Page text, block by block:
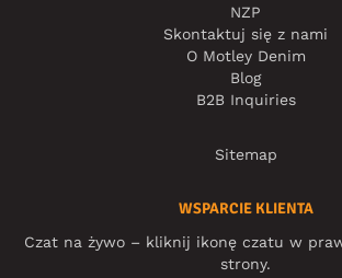
NZP
Skontaktuj się z nami
O Motley Denim
Blog
B2B Inquiries
Sitemap
WSPARCIE KLIENTA
Czat na żywo – kliknij ikonę czatu w
strony.